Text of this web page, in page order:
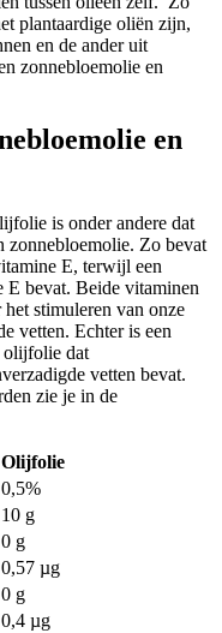
plantaardige oliën zijn,
en de ander uit
zonnebloemolie en
en
is onder andere dat
Zo bevat
E, terwijl een
E bevat. Beide vitaminen
stimuleren van onze
vetten. Echter is een
olijfolie dat
vetten bevat.
zie je in de
Olijfolie
0,5%
10 g
0 g
0,57 µg
0 g
0,4 µg